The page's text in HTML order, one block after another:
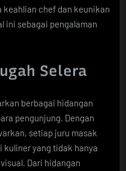
keahlian chef dan keunikan
ini sebagai pengalaman
Selera
berbagai hidangan
pengunjung. Dengan
setiap juru masak
kuliner yang tidak hanya
Dari hidangan